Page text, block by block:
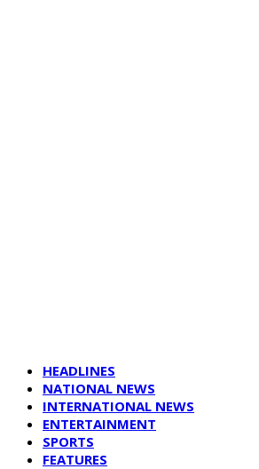
HEADLINES
NATIONAL NEWS
INTERNATIONAL NEWS
ENTERTAINMENT
SPORTS
FEATURES